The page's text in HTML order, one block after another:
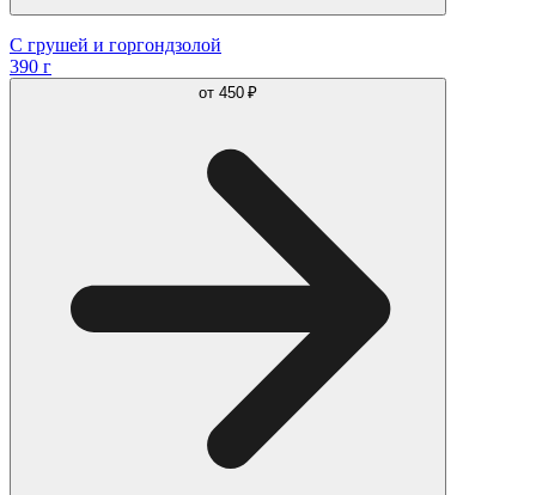
С грушей и горгондзолой
390 г
от 450 ₽